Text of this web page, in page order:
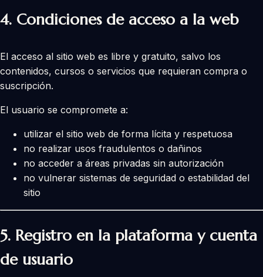
4. Condiciones de acceso a la web
El acceso al sitio web es libre y gratuito, salvo los
contenidos, cursos o servicios que requieran compra o
suscripción.
El usuario se compromete a:
utilizar el sitio web de forma lícita y respetuosa
no realizar usos fraudulentos o dañinos
no acceder a áreas privadas sin autorización
no vulnerar sistemas de seguridad o estabilidad del
sitio
5. Registro en la plataforma y cuenta
de usuario